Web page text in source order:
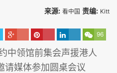
来源: 看中国 责编: Kitt
96
中领馆前集会声援港人
请媒体参加圆桌会议